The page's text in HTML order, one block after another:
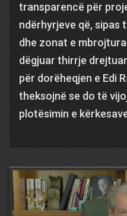
transparencë për
ndërhyrjeve që, sipas
dhe zonat e
dëgjuar thirrje
për dorëheqjen e Edi
theksojnë se do të
plotësimin e